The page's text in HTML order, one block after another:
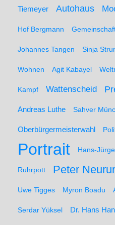
Tiemeyer Autohaus
Hof Bergmann
Johannes Tangen Sinja
Wohnen Agit Kabayel
Kampf Wattenscheid
Andreas Luthe Sahver
Oberbürgermeisterwahl
Portrait Hans-
Ruhrpott Peter
Uwe Tigges Myron Boadu
Serdar Yüksel Dr. Hans